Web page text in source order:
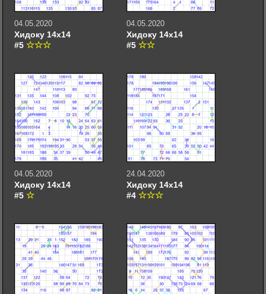
04.05.2020
Хидоку 14х14
#5
04.05.2020
Хидоку 14х14
#5
04.05.2020
Хидоку 14х14
#5
24.04.2020
Хидоку 14х14
#4